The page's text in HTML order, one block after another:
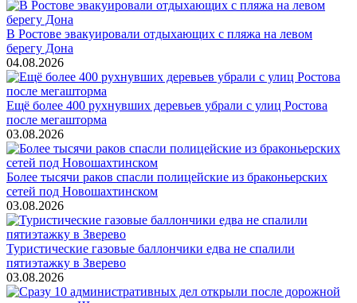
В Ростове эвакуировали отдыхающих с пляжа на левом
берегу Дона
04.08.2026
Ещё более 400 рухнувших деревьев убрали с улиц Ростова
после мегашторма
03.08.2026
Более тысячи раков спасли полицейские из браконьерских
сетей под Новошахтинском
03.08.2026
Туристические газовые баллончики едва не спалили
пятиэтажку в Зверево
03.08.2026